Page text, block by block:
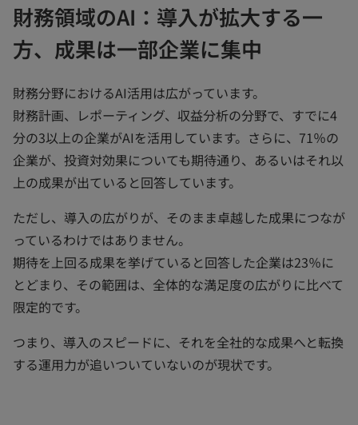
財務領域のAI：導入が拡大する一
方、成果は一部企業に集中
財務分野におけるAI活用は広がっています。
財務計画、レポーティング、収益分析の分野で、すでに4
分の3以上の企業がAIを活用しています。さらに、71％の
企業が、投資対効果についても期待通り、あるいはそれ以
上の成果が出ていると回答しています。
ただし、導入の広がりが、そのまま卓越した成果につなが
っているわけではありません。
期待を上回る成果を挙げていると回答した企業は23％に
とどまり、その範囲は、全体的な満足度の広がりに比べて
限定的です。
つまり、導入のスピードに、それを全社的な成果へと転換
する運用力が追いついていないのが現状です。